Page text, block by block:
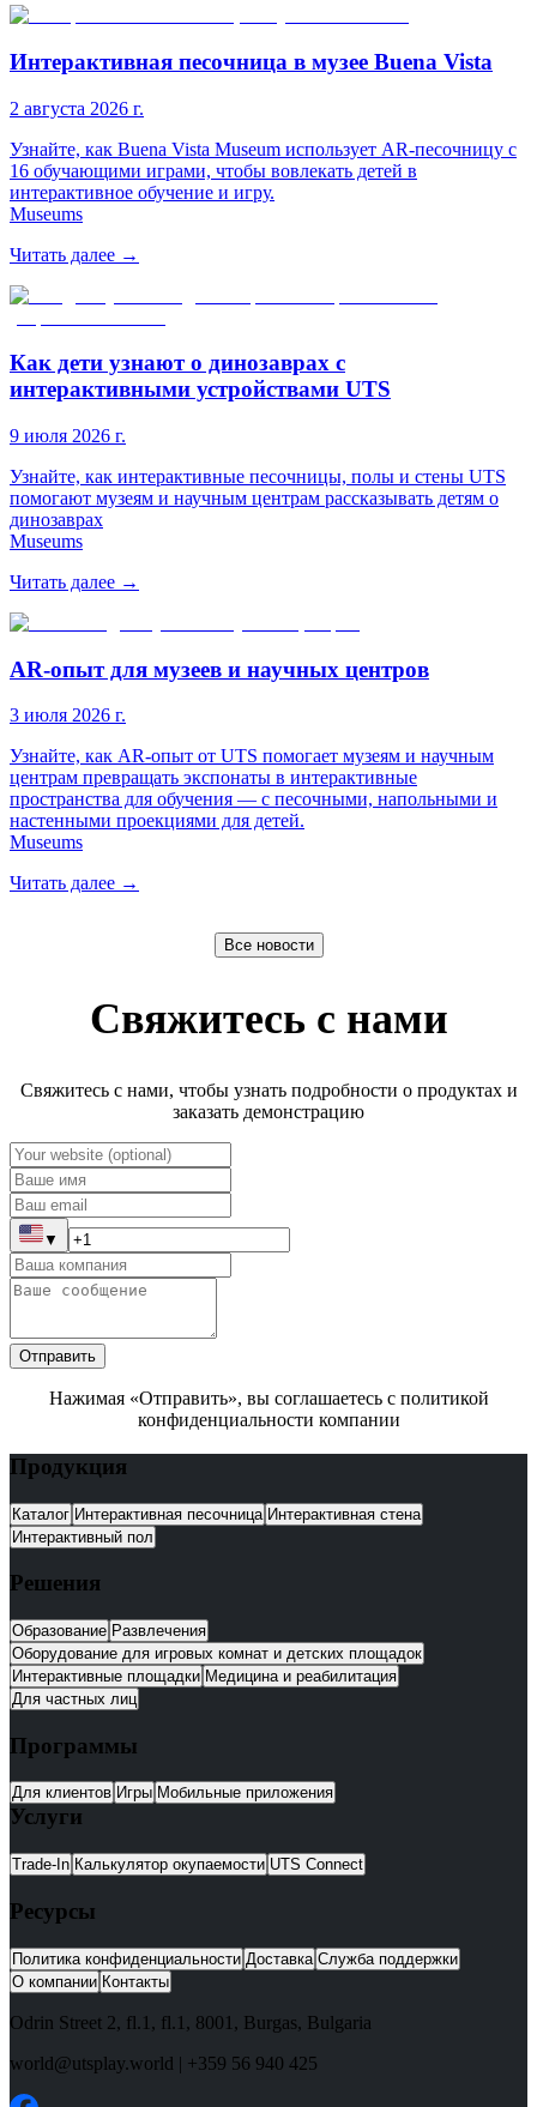
Интерактивная песочница в музее Buena Vista
2 августа 2026 г.
Узнайте, как Buena Vista Museum использует AR-песочницу с
16 обучающими играми, чтобы вовлекать детей в
интерактивное обучение и игру.
Museums
Читать далее →
Как дети узнают о динозаврах с
интерактивными устройствами UTS
9 июля 2026 г.
Узнайте, как интерактивные песочницы, полы и стены UTS
помогают музеям и научным центрам рассказывать детям о
динозаврах
Museums
Читать далее →
AR-опыт для музеев и научных центров
3 июля 2026 г.
Узнайте, как AR-опыт от UTS помогает музеям и научным
центрам превращать экспонаты в интерактивные
пространства для обучения — с песочными, напольными и
настенными проекциями для детей.
Museums
Читать далее →
Все новости
Свяжитесь с нами
Свяжитесь с нами, чтобы узнать подробности о продуктах и
заказать демонстрацию
▼
Отправить
Нажимая «Отправить», вы соглашаетесь с политикой
конфиденциальности компании
Продукция
Каталог Интерактивная песочница Интерактивная стена
Интерактивный пол
Решения
Образование Развлечения
Оборудование для игровых комнат и детских площадок
Интерактивные площадки Медицина и реабилитация
Для частных лиц
Программы
Для клиентов Игры Мобильные приложения
Услуги
Trade-In Калькулятор окупаемости UTS Connect
Ресурсы
Политика конфиденциальности Доставка Служба поддержки
О компании Контакты
Odrin Street 2, fl.1 , fl.1, 8001 , Burgas, Bulgaria
world@utsplay.world | +359 56 940 425